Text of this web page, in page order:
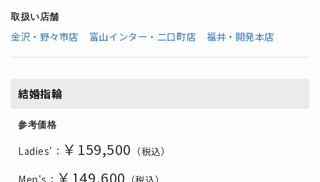
取扱い店舗
金沢・野々市店 富山インター・二口町店 福井・開発本店
結婚指輪
参考価格
Ladies'： ￥159,500 （税込）
￥149,600